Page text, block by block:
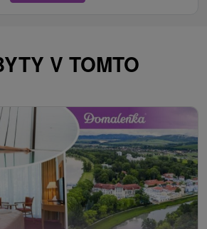
V TOMTO